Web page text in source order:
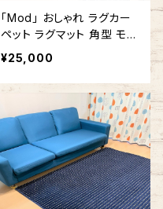
「Mod」 おしゃれ ラグカー
ペット ラグマット 角型 モダ
ン 140cm x 200cm ライト
グレー×ダークグレー #430
¥25,000